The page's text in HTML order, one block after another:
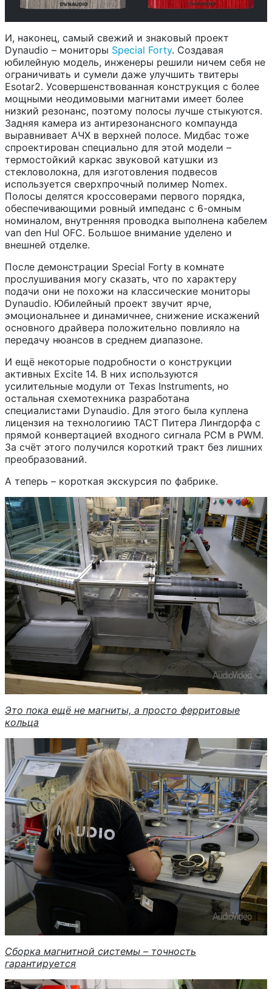
И, наконец, самый свежий и знаковый проект
Dynaudio – мониторы Special Forty. Создавая
юбилейную модель, инженеры решили ничем себя не
ограничивать и сумели даже улучшить твитеры
Esotar2. Усовершенствованная конструкция с более
мощными неодимовыми магнитами имеет более
низкий резонанс, поэтому полосы лучше стыкуются.
Задняя камера из антирезонансного компаунда
выравнивает АЧХ в верхней полосе. Мидбас тоже
спроектирован специально для этой модели –
термостойкий каркас звуковой катушки из
стекловолокна, для изготовления подвесов
используется сверхпрочный полимер Nomex.
Полосы делятся кроссоверами первого порядка,
обеспечивающими ровный импеданс с 6-омным
номиналом, внутренняя проводка выполнена кабелем
van den Hul OFC. Большое внимание уделено и
внешней отделке.
После демонстрации Special Forty в комнате
прослушивания могу сказать, что по характеру
подачи они не похожи на классические мониторы
Dynaudio. Юбилейный проект звучит ярче,
эмоциональнее и динамичнее, снижение искажений
основного драйвера положительно повлияло на
передачу нюансов в среднем диапазоне.
И ещё некоторые подробности о конструкции
активных Excite 14. В них используются
усилительные модули от Texas Instruments, но
остальная схемотехника разработана
специалистами Dynaudio. Для этого была куплена
лицензия на технологиию TACT Питера Лингдорфа с
прямой конвертацией входного сигнала PCM в PWM.
За счёт этого получился короткий тракт без лишних
преобразований.
А теперь – короткая экскурсия по фабрике.
Это пока ещё не магниты, а просто ферритовые
кольца
Сборка магнитной системы – точность
гарантируется